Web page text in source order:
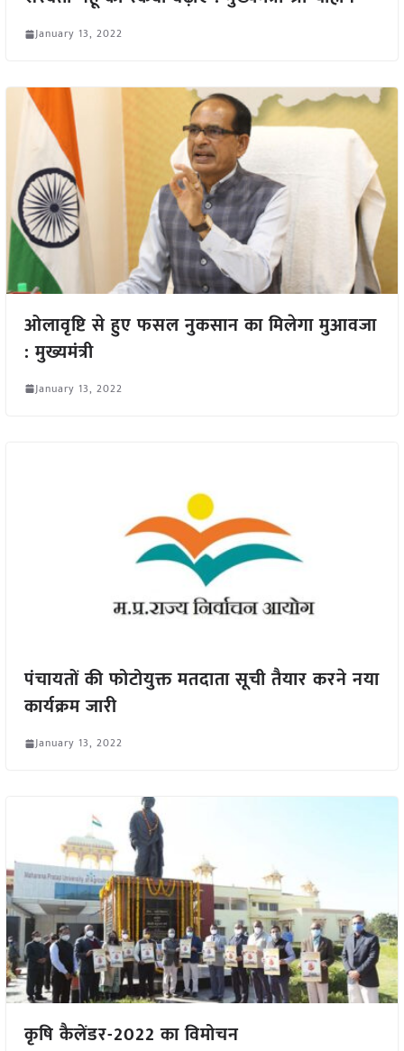
January 13, 2022
ओलावृष्टि से हुए फसल नुकसान का मिलेगा मुआवजा
: मुख्यमंत्री
January 13, 2022
पंचायतों की फोटोयुक्त मतदाता सूची तैयार करने नया
कार्यक्रम जारी
January 13, 2022
कृषि कैलेंडर-2022 का विमोचन